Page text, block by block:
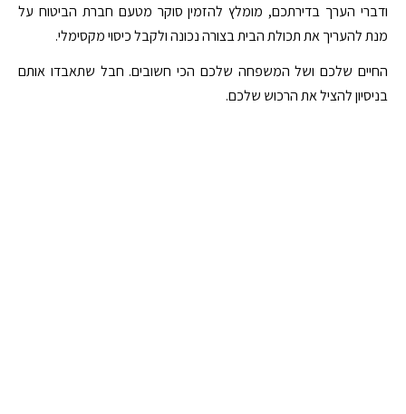
ודברי הערך בדירתכם, מומלץ להזמין סוקר מטעם חברת הביטוח על
מנת להעריך את תכולת הבית בצורה נכונה ולקבל כיסוי מקסימלי.
החיים שלכם ושל המשפחה שלכם הכי חשובים. חבל שתאבדו אותם
בניסיון להציל את הרכוש שלכם.